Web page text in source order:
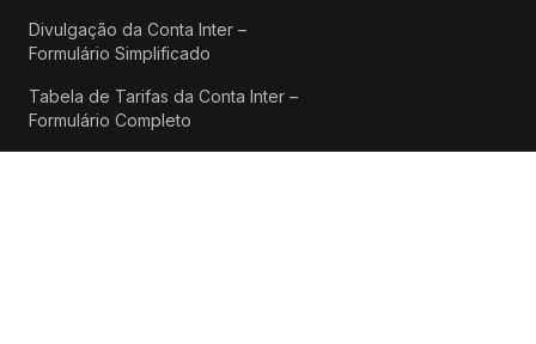
Divulgação da Conta Inter –
Formulário Simplificado
Tabela de Tarifas da Conta Inter –
Formulário Completo